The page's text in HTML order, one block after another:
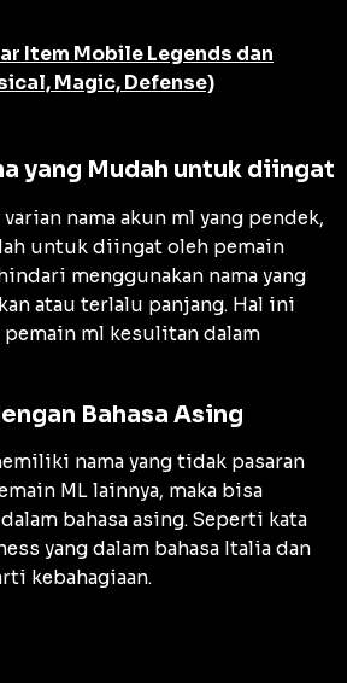
Item Mobile Legends dan
Magic, Defense)
yang Mudah untuk diingat
nama akun ml yang pendek,
untuk diingat oleh pemain
menggunakan nama yang
atau terlalu panjang. Hal ini
ml kesulitan dalam
Bahasa Asing
nama yang tidak pasaran
ML lainnya, maka bisa
bahasa asing. Seperti kata
yang dalam bahasa Italia dan
kebahagiaan.